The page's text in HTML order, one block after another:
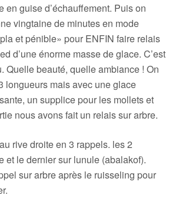
en guise d’échauffement. Puis on
vingtaine de minutes en mode
et pénible» pour ENFIN faire relais
d’une énorme masse de glace. C’est
Quelle beauté, quelle ambiance ! On
longueurs mais avec une glace
un supplice pour les mollets et
nous avons fait un relais sur arbre.
rive droite en 3 rappels. les 2
et le dernier sur lunule (abalakof).
sur arbre après le ruisseling pour